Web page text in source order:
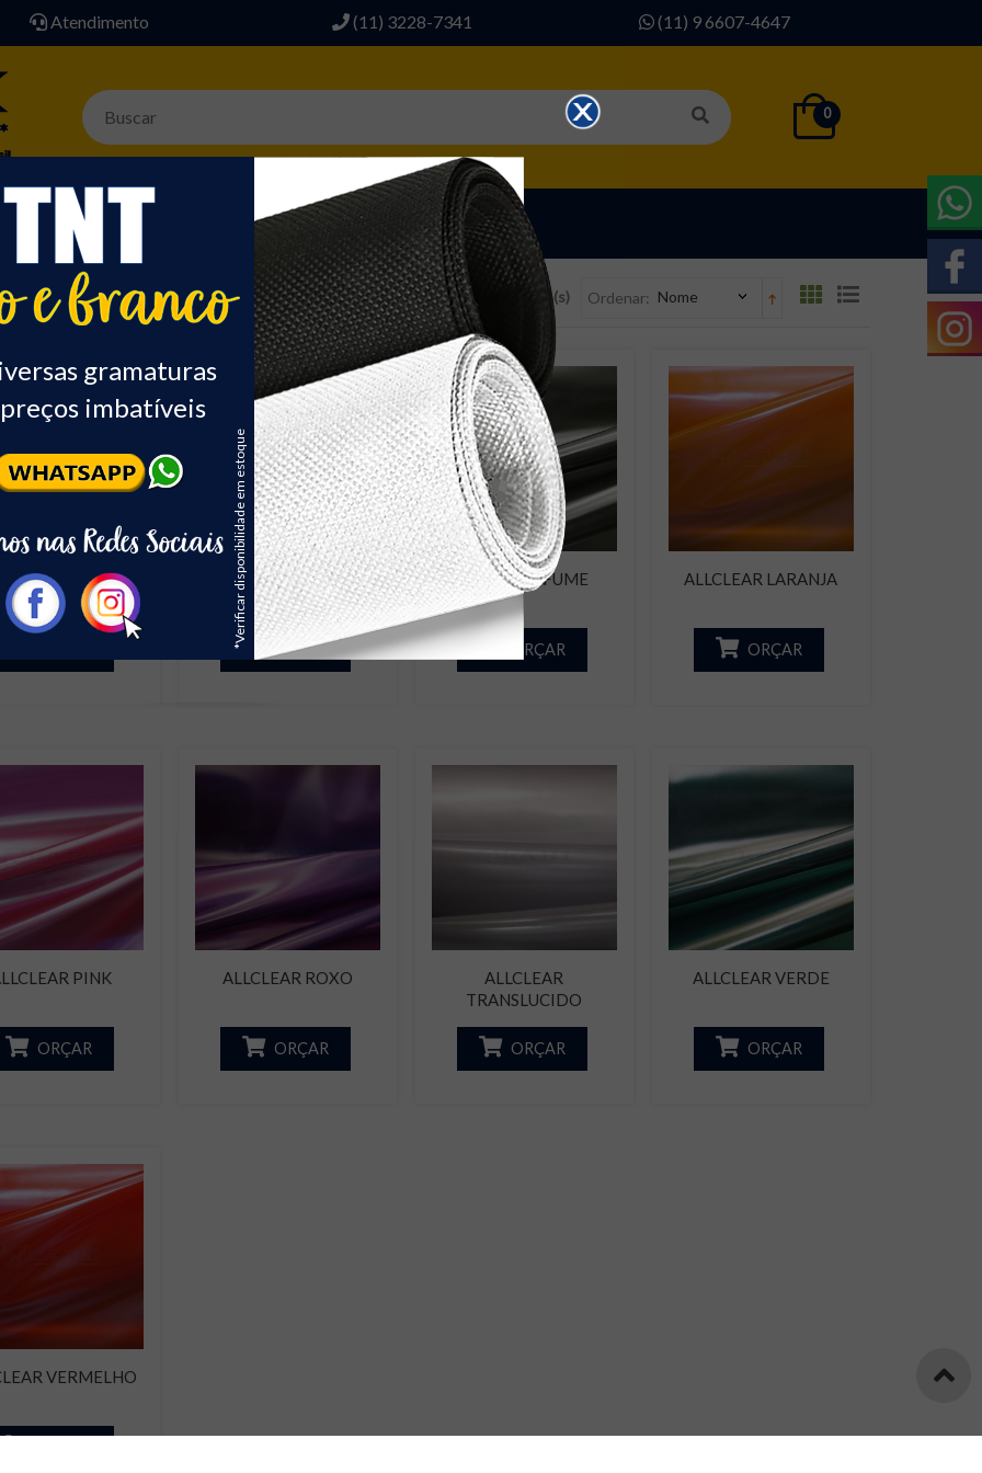
Atendimento (11) 3228-7341 (11) 9 6607-4647
0
P/ BOLSA ALGODÃO DIVERSOS
PLÁSTICO ALL CLEAR 030 9 Produto(s) Ordenar: Nome
AMARELO ALLCLEAR AZUL
ORÇAR
ALLCLEAR FUME
ORÇAR
ALLCLEAR LARANJA
ORÇAR
PINK
ORÇAR
ALLCLEAR ROXO
ORÇAR
ALLCLEAR
TRANSLUCIDO
ORÇAR
ALLCLEAR VERDE
ORÇAR
VERMELHO
*Verificar disponibilidade em estoque
gramaturas
imbatíveis